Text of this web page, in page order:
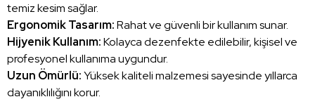
temiz kesim sağlar.
Ergonomik Tasarım:Rahat ve güvenli bir kullanım sunar.
Hijyenik Kullanım:Kolayca dezenfekte edilebilir, kişisel ve
profesyonel kullanıma uygundur.
Uzun Ömürlü:Yüksek kaliteli malzemesi sayesinde yıllarca
dayanıklılığını korur.